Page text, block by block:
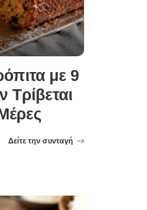
με 9
Τρίβεται
Δείτε την συνταγή